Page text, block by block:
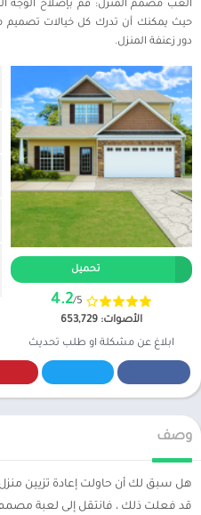
العب مصمم المنزل: قم بإصلاح الوجه
حيث يمكنك أن تدرك كل خيالات
دور زعنفة المنزل.
تحميل
4.2/5
الأصوات: 653,729
ابلاغ عن مشكلة او طلب تحديث
وصف
هل سبق لك أن حاولت إعادة تزيين
قد فعلت ذلك ، فانتقل إلى لعبة مصمم